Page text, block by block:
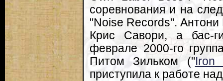
соревнования и на
"Noise Records".
Крис Савори, а бас-
феврале 2000-го
Питом Зильком ("Iron
приступила к работе